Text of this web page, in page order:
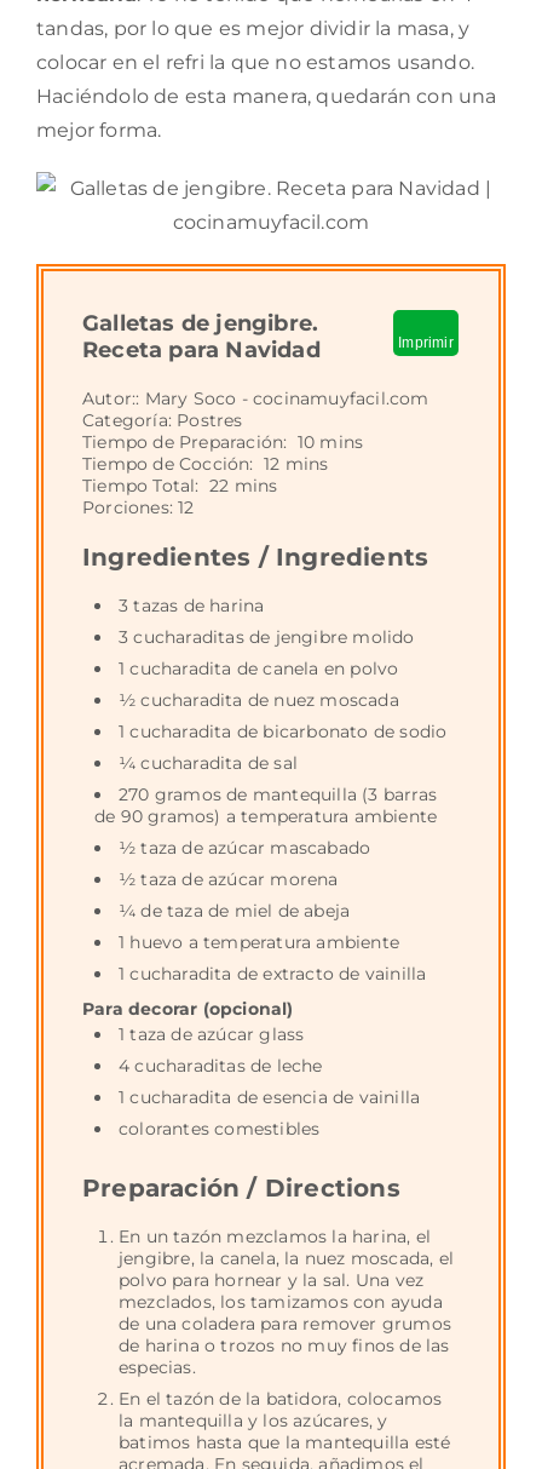
tandas, por lo que es mejor dividir la masa, y
colocar en el refri la que no estamos usando.
Haciéndolo de esta manera, quedarán con una
mejor forma.
Imprimir
Galletas de jengibre.
Receta para Navidad
Autor:: Mary Soco - cocinamuyfacil.com
Categoría: Postres
Tiempo de Preparación: 10 mins
Tiempo de Cocción: 12 mins
Tiempo Total: 22 mins
Porciones:12
Ingredientes / Ingredients
3 tazas de harina
3 cucharaditas de jengibre molido
1 cucharadita de canela en polvo
½ cucharadita de nuez moscada
1 cucharadita de bicarbonato de sodio
¼ cucharadita de sal
270 gramos de mantequilla (3 barras
de 90 gramos) a temperatura ambiente
½ taza de azúcar mascabado
½ taza de azúcar morena
¼ de taza de miel de abeja
1 huevo a temperatura ambiente
1 cucharadita de extracto de vainilla
Para decorar (opcional)
1 taza de azúcar glass
4 cucharaditas de leche
1 cucharadita de esencia de vainilla
colorantes comestibles
Preparación / Directions
En un tazón mezclamos la harina, el
jengibre, la canela, la nuez moscada, el
polvo para hornear y la sal. Una vez
mezclados, los tamizamos con ayuda
de una coladera para remover grumos
de harina o trozos no muy finos de las
especias.
En el tazón de la batidora, colocamos
la mantequilla y los azúcares, y
batimos hasta que la mantequilla esté